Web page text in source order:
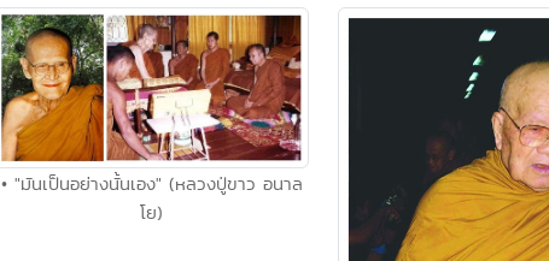
• "มันเป็นอย่างนั้นเอง" (หลวงปู่ขาว อนาล
โย)